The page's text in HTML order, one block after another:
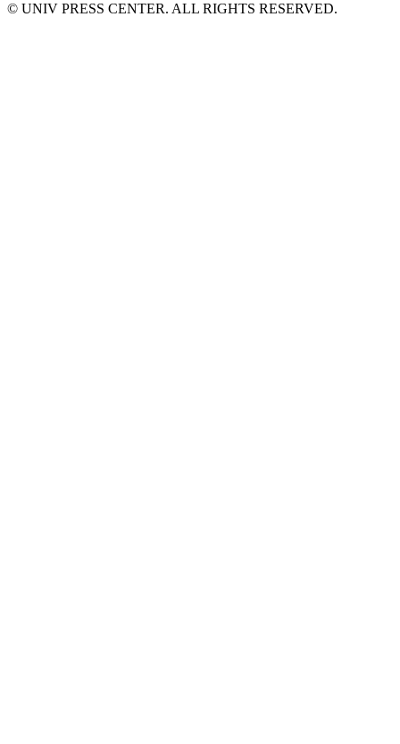
© UNIV PRESS CENTER. ALL RIGHTS RESERVED.